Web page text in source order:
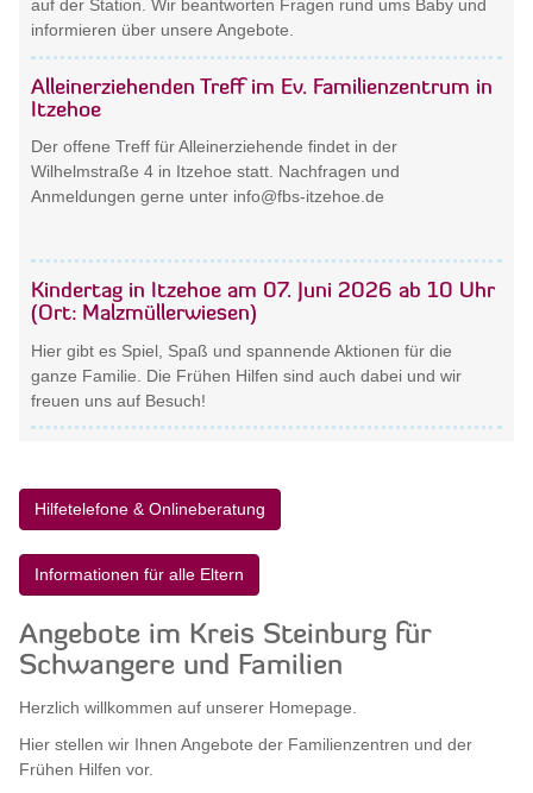
auf der Station. Wir beantworten Fragen rund ums Baby und
informieren über unsere Angebote.
Alleinerziehenden Treff im Ev. Familienzentrum in
Itzehoe
Der offene Treff für Alleinerziehende findet in der
Wilhelmstraße 4 in Itzehoe statt. Nachfragen und
Anmeldungen gerne unter info@fbs-itzehoe.de
Kindertag in Itzehoe am 07. Juni 2026 ab 10 Uhr
(Ort: Malzmüllerwiesen)
Hier gibt es Spiel, Spaß und spannende Aktionen für die
ganze Familie. Die Frühen Hilfen sind auch dabei und wir
freuen uns auf Besuch!
Hilfetelefone & Onlineberatung
Informationen für alle Eltern
Angebote im Kreis Steinburg für
Schwangere und Familien
Herzlich willkommen auf unserer Homepage.
Hier stellen wir Ihnen Angebote der Familienzentren und der
Frühen Hilfen vor.